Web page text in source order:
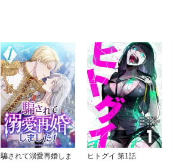
騙されて溺愛再婚しま
ヒトグイ 第1話